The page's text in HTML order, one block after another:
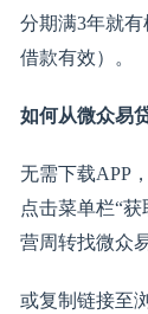
分期满3年就
借款有效）。
如何从微众易
无需下载APP
点击菜单栏“
营周转找微众
或复制链接至